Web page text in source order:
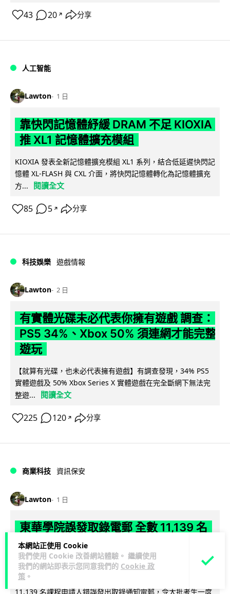
本網站正使用 Cookie
我們使用 Cookie 改善網站體驗。 繼續使用
我們的網站即表示您同意我們的 Cookie 政
策 。
43 20 ↗ 分享
人工智能
Lawton 1 日
靠快閃記憶體紓緩 DRAM 不足 KIOXIA
推 XL1 記憶體擴充模組
KIOXIA 發表全新記憶體擴充模組 XL1 系列，結合低延遲快閃記
憶體 XL-FLASH 與 CXL 介面，將快閃記憶體轉化為記憶體擴充
方...
閱讀全文
85 5 ↗ 分享
科技娛樂 遊戲情報
Lawton 2 日
有實體光碟未必代表你擁有遊戲 調查：
PS5 34%、Xbox 50% 須連網才能完整
遊玩
【就算有光碟，也未必代表擁有遊戲】有調查發現，34% PS5
實體遊戲及 50% Xbox Series X 實體遊戲在完全斷網下無法完
整遊...
閱讀全文
225 120 ↗ 分享
商業科技 資訊保安
Lawton 1 日
東華學院誤發取錄電郵 全數 11,139 名
申請人一度空歡喜 專家:人為疏忽+系統
防護缺失
東華學院今日（5 日）大學聯招放榜之際，因人為疏忽向全數
11,139 名課程申請人錯誤發出取錄通知電郵，令大批考生一度